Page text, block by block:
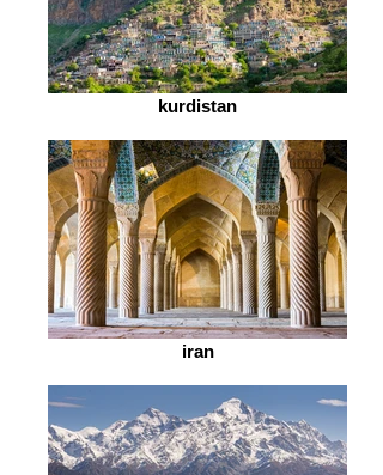
kurdistan
iran